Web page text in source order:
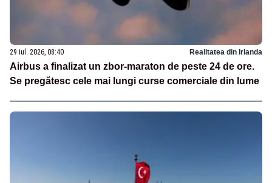
29 iul. 2026, 08:40 Realitatea din Irlanda
Airbus a finalizat un zbor-maraton de peste 24 de ore.
Se pregătesc cele mai lungi curse comerciale din lume